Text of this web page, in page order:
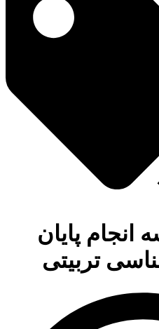
انجام پایان
تربیتی